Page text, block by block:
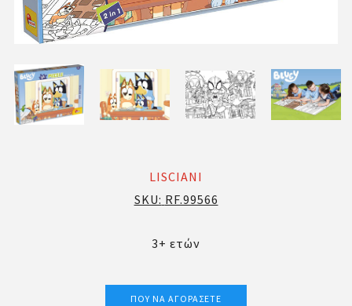
LISCIANI
SKU: RF.99566
3+ ετών
ΠΟΎ ΝΑ ΑΓΟΡΆΣΕΤΕ